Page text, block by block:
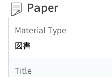
Paper
Material Type
図書
Title